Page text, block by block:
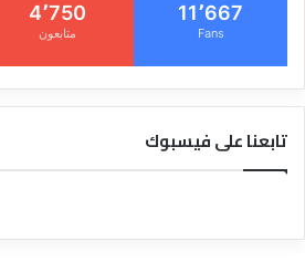
11٬667
Fans
4٬750
متابعون
تابعنا على فيسبوك